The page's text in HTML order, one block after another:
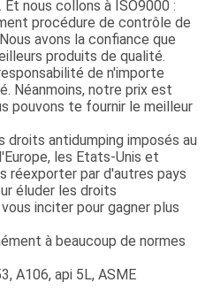
nous collons à ISO9000 :
procédure de contrôle de
avons la confiance que
produits de qualité.
de n'importe
Néanmoins, notre prix est
pouvons te fournir le meilleur
antidumping imposés au
les Etats-Unis et
réexporter par d'autres pays
éluder les droits
inciter pour gagner plus
à beaucoup de normes
A106, api 5L, ASME